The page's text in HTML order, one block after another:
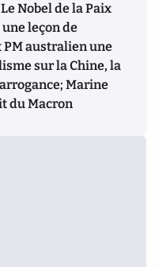
Nobel de la Paix
leçon de
PM australien une
sur la Chine, la
Marine
du Macron